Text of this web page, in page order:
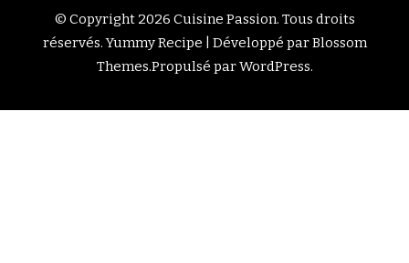
© Copyright 2026 Cuisine Passion. Tous droits
réservés.Yummy Recipe | Développé parBlossom
Themes.Propulsé parWordPress.